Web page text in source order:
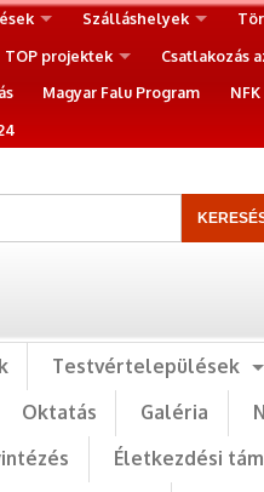
Szálláshelyek
TOP projektek Csatlakozás
Magyar Falu Program
Testvértelepülések
Oktatás Galéria
Életkezdési